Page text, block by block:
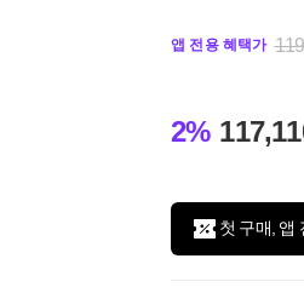
앱 전용 혜택가
2%
첫 구매, 앱